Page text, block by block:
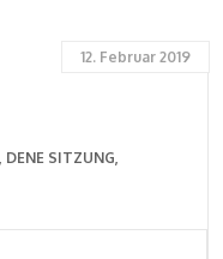
12. Februar 2019
DENE SITZUNG